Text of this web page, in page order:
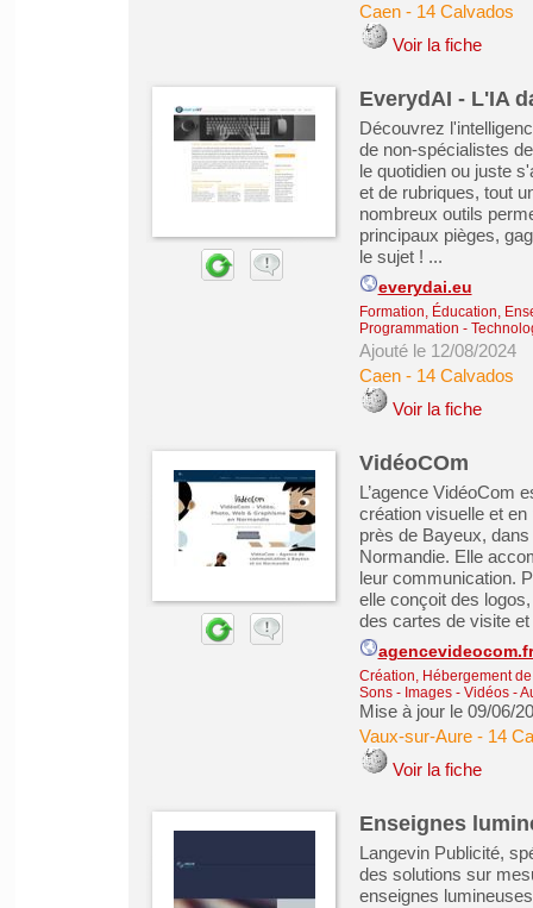
Caen- 14 Calvados
Voir la fiche
EverydAI - L'IA
Découvrez
de non-spécialistes
le quotidien ou juste
et de rubriques, tout
nombreux outils
principaux pièges,
le sujet ! ...
everydai.eu
Formation, Éducation,
Programmation -
Ajouté le 12/08/2024
Caen- 14 Calvados
Voir la fiche
VidéoCOm
L’agence VidéoCom
création visuelle et
près de Bayeux,
Normandie. Elle
leur communication.
elle conçoit des
des cartes de visite et
agencevideocom.fr
Création, Hébergement
Sons - Images - Vidéos -
Mise à jour le 09/06/
Vaux-sur-Aure- 14
Voir la fiche
Enseignes
Langevin Publicité,
des solutions sur
enseignes